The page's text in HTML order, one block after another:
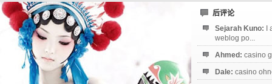
后评论
Sejarah Kuno:
weblog po...
Ahmed: casino
Dale: casino